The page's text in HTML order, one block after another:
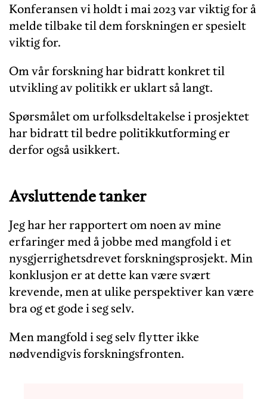
Konferansen vi holdt i mai 2023 var viktig for å
melde tilbake til dem forskningen er spesielt
viktig for.
Om vår forskning har bidratt konkret til
utvikling av politikk er uklart så langt.
Spørsmålet om urfolksdeltakelse i prosjektet
har bidratt til bedre politikkutforming er
derfor også usikkert.
Avsluttende tanker
Jeg har her rapportert om noen av mine
erfaringer med å jobbe med mangfold i et
nysgjerrighetsdrevet forskningsprosjekt. Min
konklusjon er at dette kan være svært
krevende, men at ulike perspektiver kan være
bra og et gode i seg selv.
Men mangfold i seg selv flytter ikke
nødvendigvis forskningsfronten.